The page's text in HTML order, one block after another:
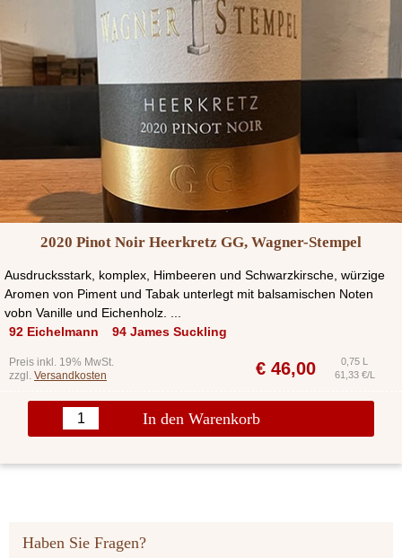
2020 Pinot Noir Heerkretz GG, Wagner-Stempel
Ausdrucksstark, komplex, Himbeeren und Schwarzkirsche, würzige
Aromen von Piment und Tabak unterlegt mit balsamischen Noten
vobn Vanille und Eichenholz. ...
92 Eichelmann
94 James Suckling
Preis inkl. 19% MwSt.
zzgl. Versandkosten € 46,00
0,75 L
61,33 €/L
In den Warenkorb
Haben Sie Fragen?